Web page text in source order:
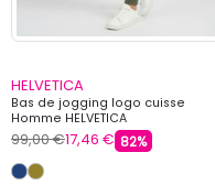
HELVETICA
Bas de jogging logo cuisse
Homme HELVETICA
99,00 €17,46 € 82%